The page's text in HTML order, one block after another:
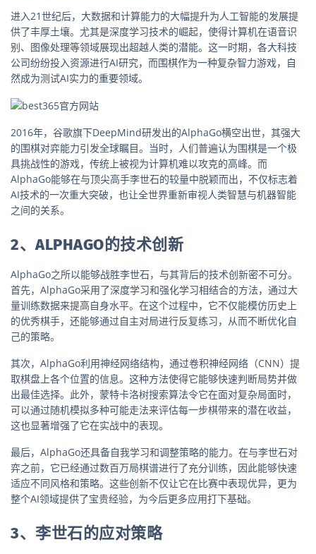
进入21世纪后，大数据和计算能力的大幅提升为人工智能的发展提
供了丰厚土壤。尤其是深度学习技术的崛起，使得计算机在语音识
别、图像处理等领域展现出超越人类的潜能。这一时期，各大科技
公司纷纷投入资源进行AI研究，而围棋作为一种复杂智力游戏，自
然成为测试AI实力的重要领域。
2016年，谷歌旗下DeepMind研发出的AlphaGo横空出世，其强大
的围棋对弈能力引发全球瞩目。当时，人们普遍认为围棋是一个极
具挑战性的游戏，传统上被视为计算机难以攻克的高峰。而
AlphaGo能够在与顶尖高手李世石的较量中脱颖而出，不仅标志着
AI技术的一次重大突破，也让全世界重新审视人类智慧与机器智能
之间的关系。
2、ALPHAGO的技术创新
AlphaGo之所以能够战胜李世石，与其背后的技术创新密不可分。
首先，AlphaGo采用了深度学习和强化学习相结合的方法，通过大
量训练数据来提高自身水平。在这个过程中，它不仅能模仿历史上
的优秀棋手，还能够通过自主对局进行反复练习，从而不断优化自
己的策略。
其次，AlphaGo利用神经网络结构，通过卷积神经网络（CNN）提
取棋盘上各个位置的信息。这种方法使得它能够快速判断局势并做
出最佳选择。此外，蒙特卡洛树搜索算法令它在面对复杂局面时，
可以通过随机模拟多种可能走法来评估每一步棋带来的潜在收益，
这也显著增强了它在实战中的表现。
最后，AlphaGo还具备自我学习和调整策略的能力。在与李世石对
弈之前，它已经通过数百万局棋谱进行了充分训练，因此能够快速
适应不同风格和策略。这些创新不仅让它在比赛中表现优异，更为
整个AI领域提供了宝贵经验，为今后更多应用打下基础。
3、李世石的应对策略